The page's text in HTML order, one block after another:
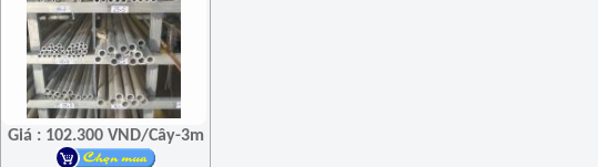
Giá : 102.300 VND/Cây-3m